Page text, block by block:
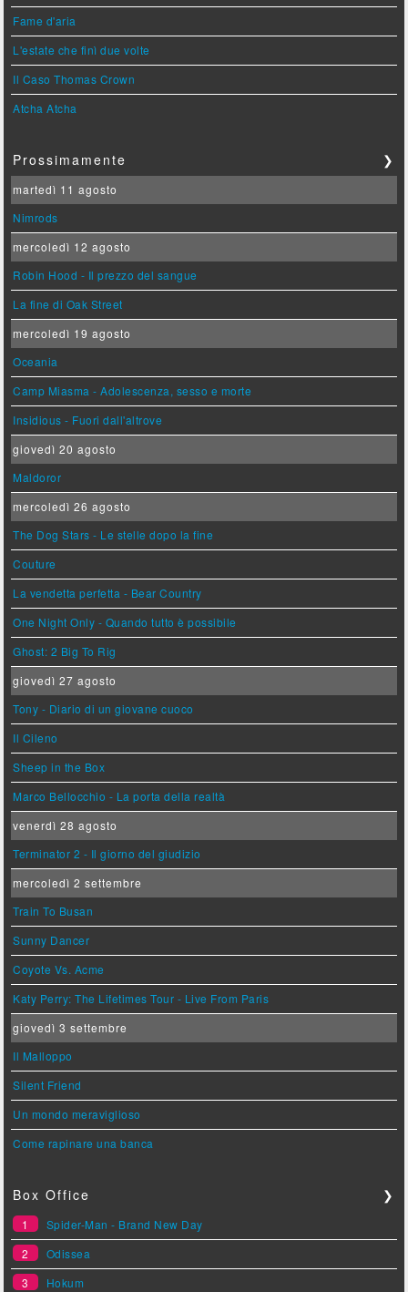
Fame d'aria
L'estate che finì due volte
Il Caso Thomas Crown
Atcha Atcha
Prossimamente ❯
martedì 11 agosto
Nimrods
mercoledì 12 agosto
Robin Hood - Il prezzo del sangue
La fine di Oak Street
mercoledì 19 agosto
Oceania
Camp Miasma - Adolescenza, sesso e morte
Insidious - Fuori dall'altrove
giovedì 20 agosto
Maldoror
mercoledì 26 agosto
The Dog Stars - Le stelle dopo la fine
Couture
La vendetta perfetta - Bear Country
One Night Only - Quando tutto è possibile
Ghost: 2 Big To Rig
giovedì 27 agosto
Tony - Diario di un giovane cuoco
Il Cileno
Sheep in the Box
Marco Bellocchio - La porta della realtà
venerdì 28 agosto
Terminator 2 - Il giorno del giudizio
mercoledì 2 settembre
Train To Busan
Sunny Dancer
Coyote Vs. Acme
Katy Perry: The Lifetimes Tour - Live From Paris
giovedì 3 settembre
Il Malloppo
Silent Friend
Un mondo meraviglioso
Come rapinare una banca
Box Office ❯
1
Spider-Man - Brand New Day
2
Odissea
3
Hokum